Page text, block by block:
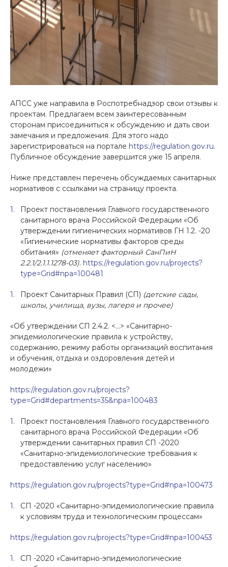
АПСС уже направила в Роспотребнадзор свои отзывы к
проектам. Предлагаем всем заинтересованным
сторонам присоединиться к обсуждению и дать свои
замечания и предложения. Для этого надо
зарегистрироваться на портале https://regulation.gov.ru.
Публичное обсуждение завершится уже 15 апреля.
Ниже представлен перечень обсуждаемых санитарных
нормативов с ссылками на страницу проекта.
Проект постановления Главного государственного
санитарного врача Российской Федерации «Об
утверждении гигиенических нормативов ГН 1.2. -20
«Гигиенические нормативы факторов среды
обитания» (отменяет факторный СанПиН
2.2.1/2.1.1.1278-03). https://regulation.gov.ru/projects?
type=Grid#npa=100481
Проект Санитарных Правил (СП) (детские сады,
школы, училища, вузы, лагеря и прочее)
«Об утверждении СП 2.4.2. <…> «Санитарно-
эпидемиологические правила к устройству,
содержанию, режиму работы организаций воспитания
и обучения, отдыха и оздоровления детей и
молодежи»
https://regulation.gov.ru/projects?
type=Grid#departments=35&npa=100483
Проект постановления Главного государственного
санитарного врача Российской Федерации «Об
утверждении санитарных правил СП -2020
«Санитарно-эпидемиологические требования к
предоставлению услуг населению»
https://regulation.gov.ru/projects?type=Grid#npa=100473
СП -2020 «Санитарно-эпидемиологические правила
к условиям труда и технологическим процессам»
https://regulation.gov.ru/projects?type=Grid#npa=100453
СП -2020 «Санитарно-эпидемиологические